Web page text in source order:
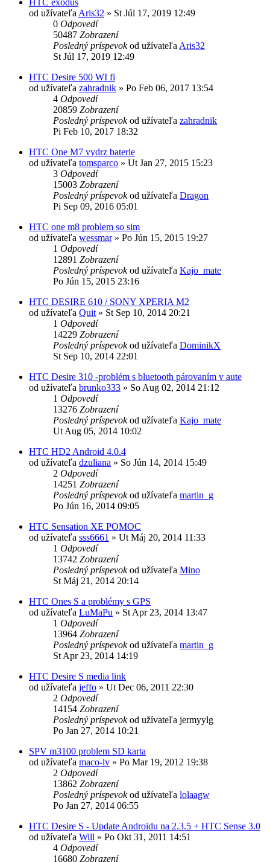
od užívateľa Aris32 » St Júl 17, 2019 12:49
0 Odpovedí
50487 Zobrazení
Posledný príspevokod užívateľa Aris32
St Júl 17, 2019 12:49
HTC Desire 500 WI fi
od užívateľa zahradnik » Po Feb 06, 2017 13:54
4 Odpovedí
20859 Zobrazení
Posledný príspevokod užívateľa zahradnik
Pi Feb 10, 2017 18:32
HTC One M7 vydrz baterie
od užívateľa tomsparco » Ut Jan 27, 2015 15:23
3 Odpovedí
15003 Zobrazení
Posledný príspevokod užívateľa Dragon
Pi Sep 09, 2016 05:01
HTC one m8 problem so sim
od užívateľa wessmar» Po Jún 15, 2015 19:27
1 Odpovedí
12891 Zobrazení
Posledný príspevokod užívateľa Kajo_mate
Po Jún 15, 2015 23:16
HTC DESIRE 610 / SONY XPERIA M2
od užívateľa Quit » St Sep 10, 2014 20:21
1 Odpovedí
14229 Zobrazení
Posledný príspevokod užívateľa DominikX
St Sep 10, 2014 22:01
HTC Desire 310 -problém s bluetooth párovaním v aute
od užívateľa brunko333 » So Aug 02, 2014 21:12
1 Odpovedí
13276 Zobrazení
Posledný príspevokod užívateľa Kajo_mate
Ut Aug 05, 2014 10:02
HTC HD2 Android 4.0.4
od užívateľa dzuliana » So Jún 14, 2014 15:49
2 Odpovedí
14251 Zobrazení
Posledný príspevokod užívateľa martin_g
Po Jún 16, 2014 09:05
HTC Sensation XE POMOC
od užívateľa sss6661 » Ut Máj 20, 2014 11:33
1 Odpovedí
13742 Zobrazení
Posledný príspevokod užívateľa Mino
St Máj 21, 2014 20:14
HTC Ones S a problémy s GPS
od užívateľa LuMaPu » St Apr 23, 2014 13:47
1 Odpovedí
13964 Zobrazení
Posledný príspevokod užívateľa martin_g
St Apr 23, 2014 14:19
HTC Desire S media link
od užívateľa jeffo » Ut Dec 06, 2011 22:30
2 Odpovedí
14154 Zobrazení
Posledný príspevokod užívateľa jermyylg
Po Jan 27, 2014 10:21
SPV m3100 problem SD karta
od užívateľa maco-lv » Po Mar 19, 2012 19:38
2 Odpovedí
13862 Zobrazení
Posledný príspevokod užívateľa lolaagw
Po Jan 27, 2014 06:55
HTC Desire S - Update Androidu na 2.3.5 + HTC Sense 3.0
od užívateľa Will » Po Okt 31, 2011 14:51
4 Odpovedí
16680 Zobrazení